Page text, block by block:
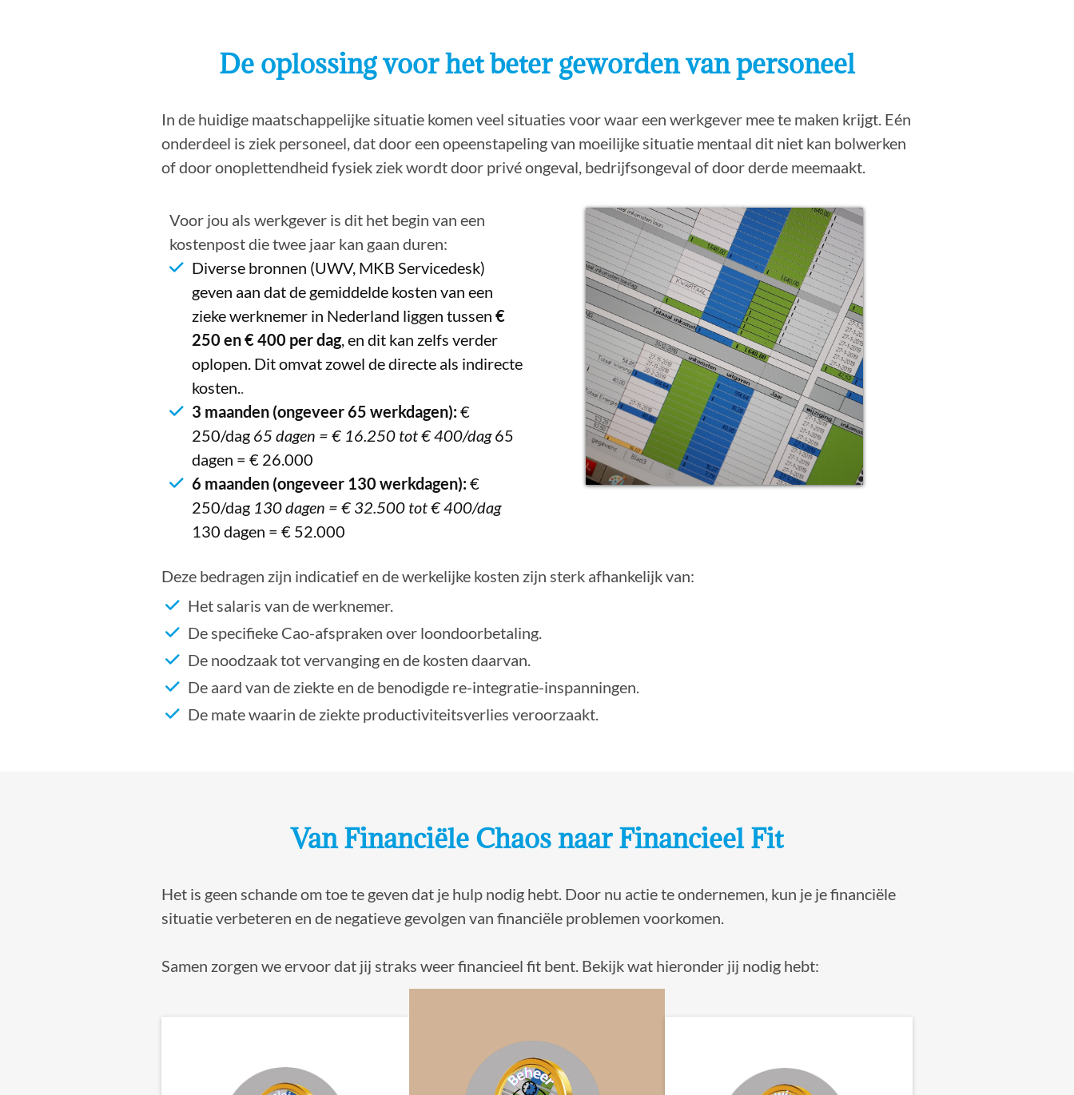
De oplossing voor het beter geworden van personeel
In de huidige maatschappelijke situatie komen veel situaties voor waar een werkgever mee te maken krijgt. Eén
onderdeel is ziek personeel, dat door een opeenstapeling van moeilijke situatie mentaal dit niet kan bolwerken
of door onoplettendheid fysiek ziek wordt door privé ongeval, bedrijfsongeval of door derde meemaakt.
Voor jou als werkgever is dit het begin van een
kostenpost die twee jaar kan gaan duren:
Diverse bronnen (UWV, MKB Servicedesk)
geven aan dat de gemiddelde kosten van een
zieke werknemer in Nederland liggen tussen €
250 en € 400 per dag, en dit kan zelfs verder
oplopen. Dit omvat zowel de directe als indirecte
kosten..
3 maanden (ongeveer 65 werkdagen):€
250/dag 65 dagen = € 16.250 tot € 400/dag65
dagen = € 26.000
6 maanden (ongeveer 130 werkdagen):€
250/dag 130 dagen = € 32.500 tot € 400/dag
130 dagen = € 52.000
Deze bedragen zijn indicatief en de werkelijke kosten zijn sterk afhankelijk van:
Het salaris van de werknemer.
De specifieke Cao-afspraken over loondoorbetaling.
De noodzaak tot vervanging en de kosten daarvan.
De aard van de ziekte en de benodigde re-integratie-inspanningen.
De mate waarin de ziekte productiviteitsverlies veroorzaakt.
Van Financiële Chaos naar Financieel Fit
Het is geen schande om toe te geven dat je hulp nodig hebt. Door nu actie te ondernemen, kun je je financiële
situatie verbeteren en de negatieve gevolgen van financiële problemen voorkomen.
Samen zorgen we ervoor dat jij straks weer financieel fit bent. Bekijk wat hieronder jij nodig hebt: